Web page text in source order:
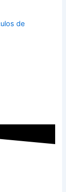
de